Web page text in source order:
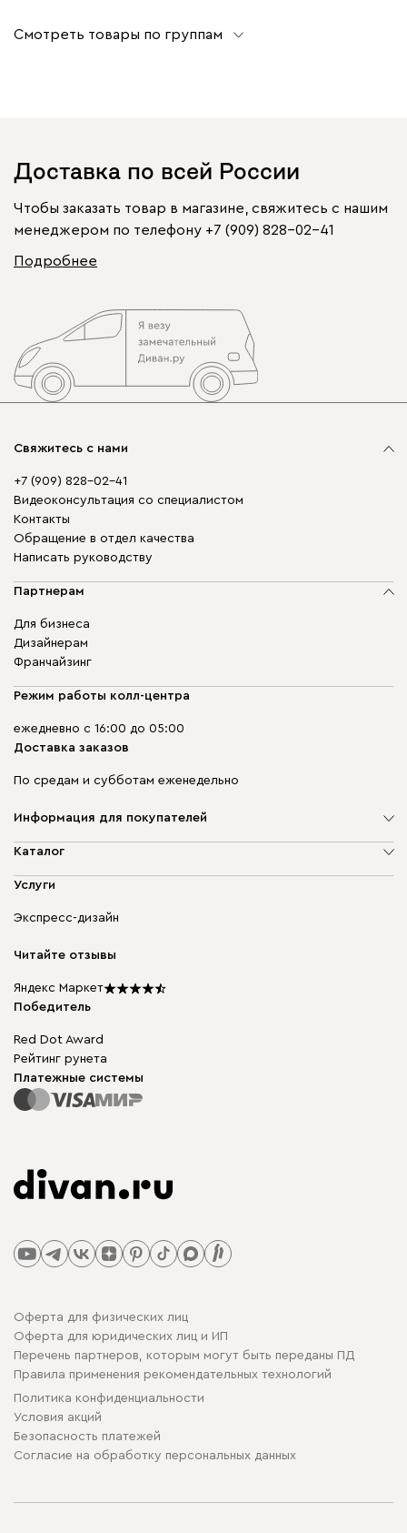
Смотреть товары по группам
Доставка по всей России
Чтобы заказать товар в магазине, свяжитесь с нашим
менеджером по телефону +7 (909) 828-02-41
Подробнее
Свяжитесь с нами
+7 (909) 828-02-41
Видеоконсультация со специалистом
Контакты
Обращение в отдел качества
Написать руководству
Партнерам
Для бизнеса
Дизайнерам
Франчайзинг
Режим работы колл-центра
ежедневно с 16:00 до 05:00
Доставка заказов
По средам и субботам еженедельно
Информация для покупателей
О компании
Доставка и оплата
диван.клуб
Карьера
Подарочные сертификаты
Мы в прессе
Каталог
Мягкая мебель
Бескаркасная мебель
Столы и стулья
Услуги
Экспресс-дизайн
Читайте отзывы
Яндекс Маркет
Победитель
Red Dot Award
Рейтинг рунета
Платежные системы
Оферта для физических лиц
Оферта для юридических лиц и ИП
Перечень партнеров, которым могут быть переданы ПД
Правила применения рекомендательных технологий
Политика конфиденциальности
Условия акций
Безопасность платежей
Cогласие на обработку персональных данных